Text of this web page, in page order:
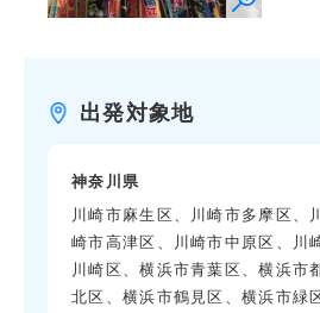
出発対象地
神奈川県
川崎市麻生区、川崎市多摩区、
崎市高津区、川崎市中原区、川
川崎区、横浜市青葉区、横浜市
北区、横浜市鶴見区、横浜市緑